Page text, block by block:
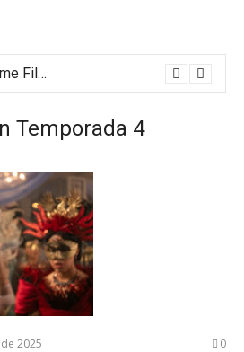
Bastidores do Filme Filhos de Sangue e Osso Revelam a Magia de Orïsha
Lançamentos da HBO Max em Agosto: Lanternas, Casa do Dragão e Mais! [Filmes/Séries/Documentários e mais]
Temporada 4
2025 0